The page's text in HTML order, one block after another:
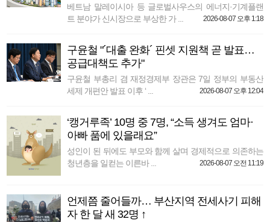
베트남 말레이시아 등 글로벌사우스의 에너지·기계플랜
트 분야가 신시장으로 부상한 가 ...
2026-08-07 오후 1:18
구윤철 "´대출 완화´ 핀셋 지원책 곧 발표…
공급대책도 추가"
구윤철 부총리 겸 재정경제부 장관은 7일 정부의 부동산
세제 개편안 발표 이후 ‘ ...
2026-08-07 오후 12:04
‘캥거루족’ 10명 중 7명, “소득 생겨도 엄마·
아빠 품에 있을래요”
성인이 된 뒤에도 부모와 함께 살며 경제적으로 의존하는
청년층을 일컫는 이른바 ...
2026-08-07 오전 11:19
언제쯤 줄어들까… 부산지역 전세사기 피해
자 한 달 새 32명 ↑